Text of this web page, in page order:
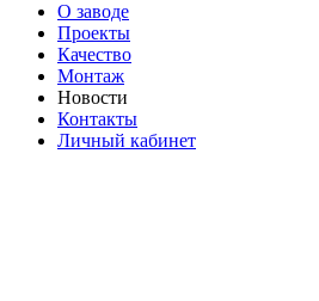
О заводе
Проекты
Качество
Монтаж
Новости
Контакты
Личный кабинет